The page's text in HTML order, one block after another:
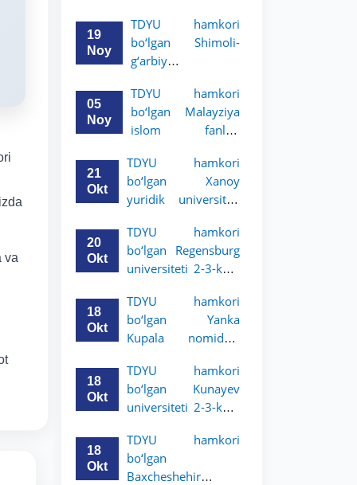
va
himoyasi bo‘lib
o‘tadi
19
Noy
TDYU hamkori
bo‘lgan Shimoli-
g‘arbiy
huquq universiteti
2-3-kurs talabalari
uchun akademik
e’lon qildi
05
Noy
TDYU hamkori
bo‘lgan Malayziya
islom fanlari
kurs talabalari
uchun akademik
mobillik dasturini
21
Okt
TDYU hamkori
bo‘lgan Xanoy
yuridik universiteti
talabalari uchun
akademik mobillik
dasturini e’lon qildi
20
Okt
TDYU hamkori
bo‘lgan Regensburg
universiteti 2-3-kurs
akademik mobillik
dasturini e’lon qildi
18
Okt
TDYU hamkori
bo‘lgan Yanka
Kupala nomidagi
universiteti 2-3-
bosqich talabalari
uchun akademik
e’lon qildi
18
Okt
TDYU hamkori
bo‘lgan Kunayev
universiteti 2-3-kurs
akademik mobillik
dasturini e’lon qiladi
18
Okt
TDYU hamkori
bo‘lgan
Baxcheshehir